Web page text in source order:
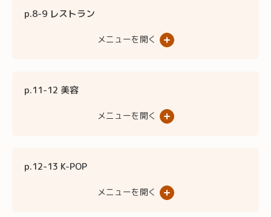
p.8-9 レストラン
メニューを開く
p.11-12 美容
メニューを開く
p.12-13 K-POP
メニューを開く